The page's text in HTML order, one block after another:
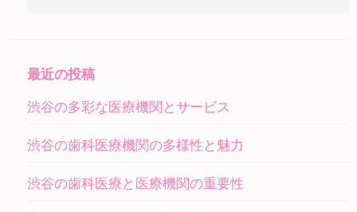
最近の投稿
渋谷の多彩な医療機関とサービス
渋谷の歯科医療機関の多様性と魅力
渋谷の歯科医療と医療機関の重要性